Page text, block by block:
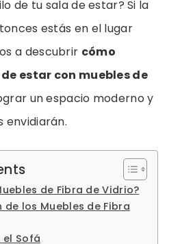
de tu sala de estar? Si la
estás en el lugar
a descubrir cómo
estar con muebles de
un espacio moderno y
envidiarán.
de Fibra de Vidrio?
de los Muebles de Fibra
Sofá